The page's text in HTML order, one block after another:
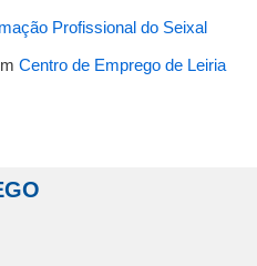
Profissional do Seixal
Centro de Emprego de Leiria